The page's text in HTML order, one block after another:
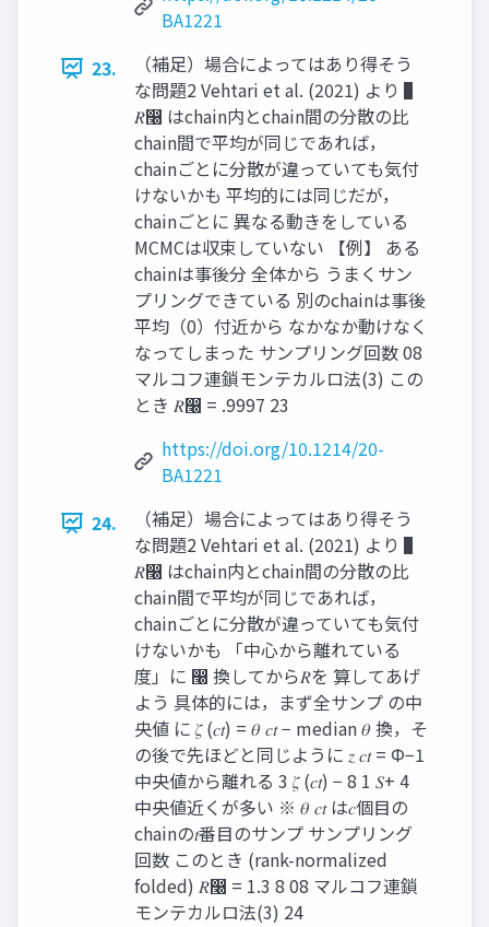
BA1221
23.
（補足）場合によってはあり得そう
な問題2 Vehtari et al. (2021) より ▌
𝑅෠ はchain内とchain間の分散の比
chain間で平均が同じであれば，
chainごとに分散が違っていても気付
けないかも 平均的には同じだが，
chainごとに 異なる動きをしている
MCMCは収束していない 【例】 ある
chainは事後分 全体から うまくサン
プリングできている 別のchainは事後
平均（0）付近から なかなか動けなく
なってしまった サンプリング回数 08
マルコフ連鎖モンテカルロ法(3) この
とき 𝑅෠ = .9997 23
https://doi.org/10.1214/20-
BA1221
24.
（補足）場合によってはあり得そう
な問題2 Vehtari et al. (2021) より ▌
𝑅෠ はchain内とchain間の分散の比
chain間で平均が同じであれば，
chainごとに分散が違っていても気付
けないかも 「中心から離れている
度」に ෠ 換してから𝑅を 算してあげ
よう 具体的には，まず全サンプ の中
央値 に 𝜁 (𝑐𝑡) = 𝜃 𝑐𝑡 − median 𝜃 換，そ
の後で先ほどと同じように 𝑧 𝑐𝑡 = Φ−1
中央値から離れる 3 𝜁 (𝑐𝑡) − 8 1 𝑆+ 4
中央値近くが多い ※ 𝜃 𝑐𝑡 は𝑐個目の
chainの𝑡番目のサンプ サンプリング
回数 このとき (rank-normalized
folded) 𝑅෠ = 1.3 8 08 マルコフ連鎖
モンテカルロ法(3) 24